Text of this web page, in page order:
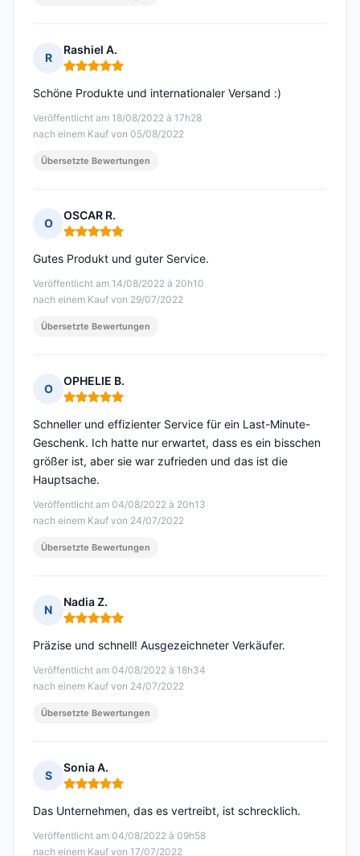
R
Rashiel A.
Hinweis: 5 von 5
Veröffentlicht am 18/08/2022 à 17h28
nach einem Kauf von 05/08/2022
Schöne Produkte und internationaler Versand :)
Übersetzte Bewertungen
O
OSCAR R.
Hinweis: 5 von 5
Veröffentlicht am 14/08/2022 à 20h10
nach einem Kauf von 29/07/2022
Gutes Produkt und guter Service.
Übersetzte Bewertungen
O
OPHELIE B.
Hinweis: 5 von 5
Veröffentlicht am 04/08/2022 à 20h13
nach einem Kauf von 24/07/2022
Schneller und effizienter Service für ein Last-Minute-
Geschenk. Ich hatte nur erwartet, dass es ein bisschen
größer ist, aber sie war zufrieden und das ist die
Hauptsache.
Übersetzte Bewertungen
N
Nadia Z.
Hinweis: 5 von 5
Veröffentlicht am 04/08/2022 à 18h34
nach einem Kauf von 24/07/2022
Präzise und schnell! Ausgezeichneter Verkäufer.
Übersetzte Bewertungen
S
Sonia A.
Hinweis: 5 von 5
Veröffentlicht am 04/08/2022 à 09h58
nach einem Kauf von 17/07/2022
Das Unternehmen, das es vertreibt, ist schrecklich.